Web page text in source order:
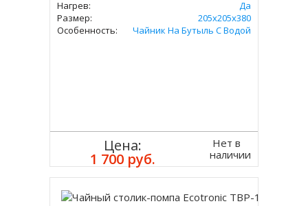
Нагрев:
Да
Размер:
205х205х380
Особенность:
Чайник На Бутыль С Водой
Цена:
1 700 руб.
Нет в
наличии